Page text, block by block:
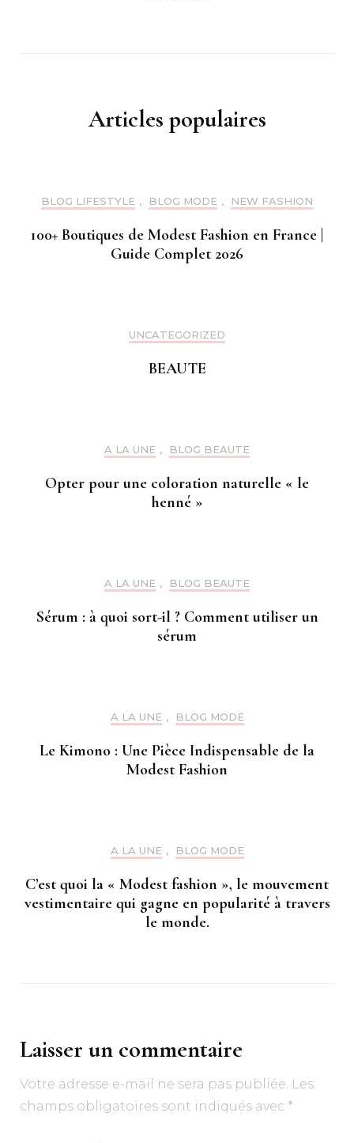
Articles populaires
BLOG LIFESTYLE , BLOG MODE , NEW FASHION
100+ Boutiques de Modest Fashion en France |
Guide Complet 2026
UNCATEGORIZED
BEAUTE
A LA UNE , BLOG BEAUTE
Opter pour une coloration naturelle « le
henné »
A LA UNE , BLOG BEAUTE
Sérum : à quoi sort-il ? Comment utiliser un
sérum
A LA UNE , BLOG MODE
Le Kimono : Une Pièce Indispensable de la
Modest Fashion
A LA UNE , BLOG MODE
C’est quoi la « Modest fashion », le mouvement
vestimentaire qui gagne en popularité à travers
le monde.
Laisser un commentaire
Votre adresse e-mail ne sera pas publiée. Les
champs obligatoires sont indiqués avec *